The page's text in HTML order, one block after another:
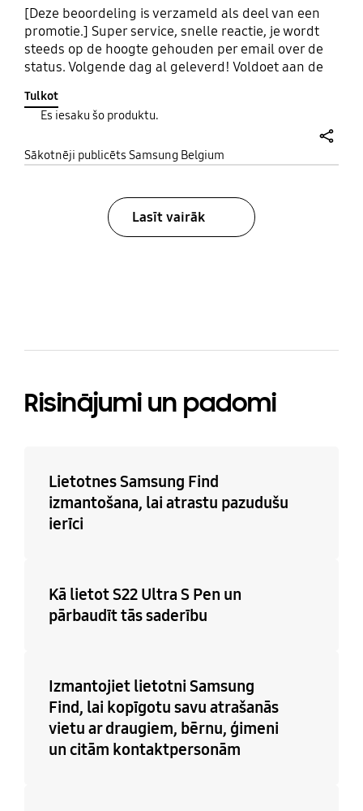
[Deze beoordeling is verzameld als deel van een
promotie.] Super service, snelle reactie, je wordt
steeds op de hoogte gehouden per email over de
status. Volgende dag al geleverd! Voldoet aan de
zodat je kunt wisselen. Prima geluid, blij mee!
Tulkot
Es iesaku šo produktu.
Sākotnēji publicēts Samsung Belgium
Lasīt vairāk
Risinājumi un padomi
Lietotnes Samsung Find
izmantošana, lai atrastu pazudušu
ierīci
Kā lietot S22 Ultra S Pen un
pārbaudīt tās saderību
Izmantojiet lietotni Samsung
Find, lai kopīgotu savu atrašanās
vietu ar draugiem, bērnu, ģimeni
un citām kontaktpersonām